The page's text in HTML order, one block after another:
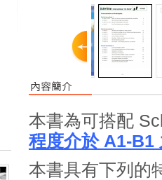
本書為可搭配
程度介於 A1-B1
本書具有下列的